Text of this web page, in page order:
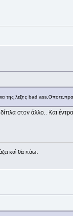
της λεξης bad
στον άλλο.. Και
καὶ θὰ πάω.